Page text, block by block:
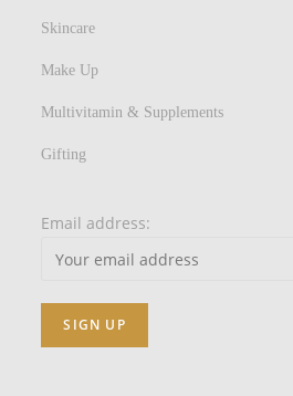
Skincare
Make Up
Multivitamin & Supplements
Gifting
Email address: